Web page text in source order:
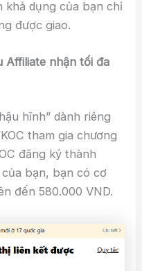
khả dụng của bạn chỉ
được giao.
Affiliate nhận tối đa
hĩnh” dành riêng
tham gia chương
đăng ký thành
bạn, bạn có cơ
đến 580.000 VND.